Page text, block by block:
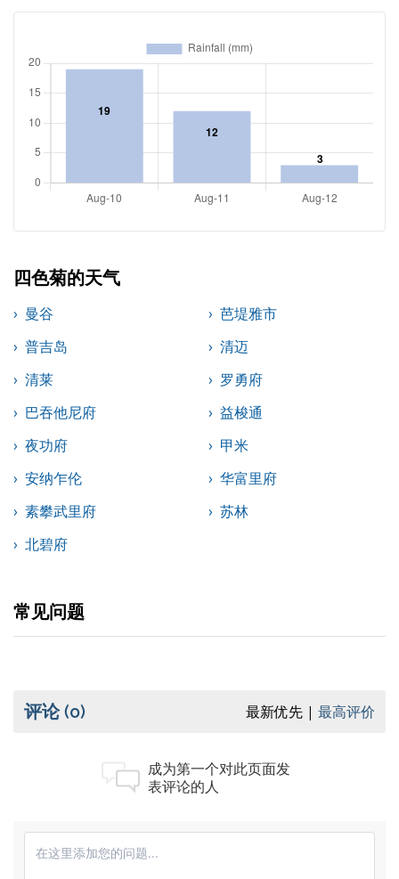
四色菊的天气
曼谷
芭堤雅市
普吉岛
清迈
清莱
罗勇府
巴吞他尼府
益梭通
夜功府
甲米
安纳乍伦
华富里府
素攀武里府
苏林
北碧府
常见问题
评论(0) 最新优先 最高评价
成为第一个对此页面发
表评论的人